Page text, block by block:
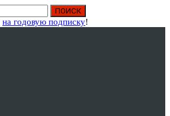
на годовую подписку!